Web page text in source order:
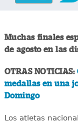
Muchas finales
de agosto en las
OTRAS NOTICIAS:
medallas en una
Domingo
Los atletas